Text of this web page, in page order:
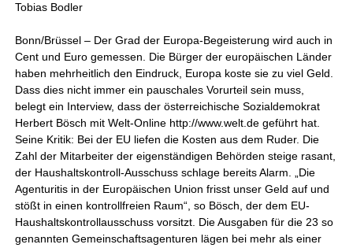
Tobias Bodler
Bonn/Brüssel – Der Grad der Europa-Begeisterung wird auch in
Cent und Euro gemessen. Die Bürger der europäischen Länder
haben mehrheitlich den Eindruck, Europa koste sie zu viel Geld.
Dass dies nicht immer ein pauschales Vorurteil sein muss,
belegt ein Interview, dass der österreichische Sozialdemokrat
Herbert Bösch mit Welt-Online http://www.welt.de geführt hat.
Seine Kritik: Bei der EU liefen die Kosten aus dem Ruder. Die
Zahl der Mitarbeiter der eigenständigen Behörden steige rasant,
der Haushaltskontroll-Ausschuss schlage bereits Alarm. „Die
Agenturitis in der Europäischen Union frisst unser Geld auf und
stößt in einen kontrollfreien Raum“, so Bösch, der dem EU-
Haushaltskontrollausschuss vorsitzt. Die Ausgaben für die 23 so
genannten Gemeinschaftsagenturen lägen bei mehr als einer